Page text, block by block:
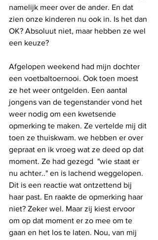
namelijk meer over de ander. En dat
zien onze kinderen nu ook in. Is het dan
OK? Absoluut niet, maar hebben ze wel
een keuze?
Afgelopen weekend had mijn dochter
een voetbaltoernooi. Ook toen moest
ze het weer ontgelden. Een aantal
jongens van de tegenstander vond het
weer nodig om een kwetsende
opmerking te maken. Ze vertelde mij dit
toen ze thuiskwam. we hebben er over
gepraat en ik vroeg wat ze deed op dat
moment. Ze had gezegd  "wie staat er
nu achter.." en is lachend weggelopen.
Dit is een reactie wat ontzettend bij
haar past. En raakte de opmerking haar
niet? Zeker wel. Maar zij kiest ervoor
om op dat moment er zo mee om te
gaan en het los te laten. Nou, van mij